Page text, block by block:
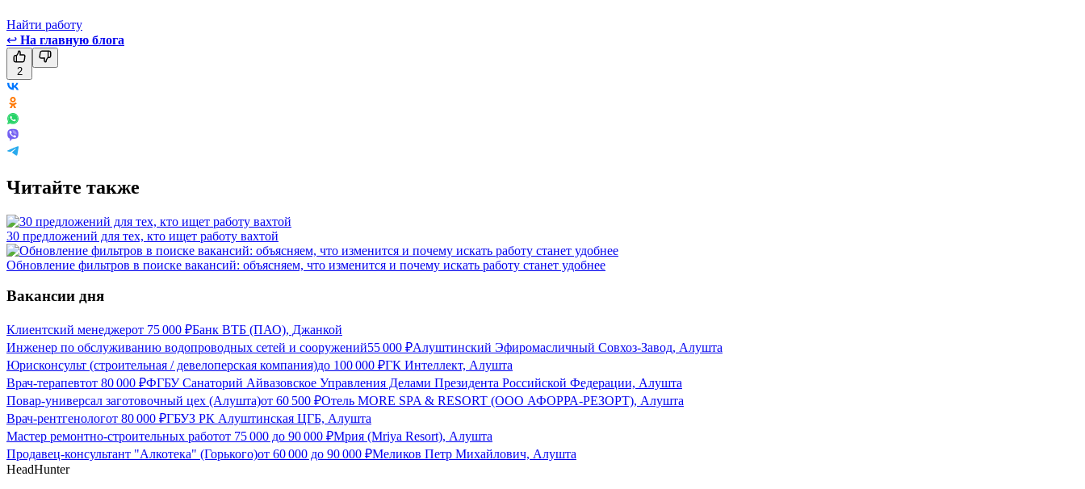
Найти работу
↩ На главную блога
2
Читайте также
30 предложений для тех, кто ищет работу вахтой
Обновление фильтров в поиске вакансий: объясняем, что изменится и почему искать работу станет удобнее
Вакансии дня
Клиентский менеджерот 75 000 ₽Банк ВТБ (ПАО), Джанкой
Инженер по обслуживанию водопроводных сетей и сооружений55 000 ₽Алуштинский Эфиромасличный Совхоз-Завод, Алушта
Юрисконсульт (строительная / девелоперская компания)до 100 000 ₽ГК Интеллект, Алушта
Врач-терапевтот 80 000 ₽ФГБУ Санаторий Айвазовское Управления Делами Президента Российской Федерации, Алушта
Повар-универсал заготовочный цех (Алушта)от 60 500 ₽Отель MORE SPA & RESORT (ООО АФОРРА-РЕЗОРТ), Алушта
Врач-рентгенологот 80 000 ₽ГБУЗ РК Алуштинская ЦГБ, Алушта
Мастер ремонтно-строительных работот 75 000 до 90 000 ₽Мрия (Mriya Resort), Алушта
Продавец-консультант "Алкотека" (Горького)от 60 000 до 90 000 ₽Меликов Петр Михайлович, Алушта
HeadHunter